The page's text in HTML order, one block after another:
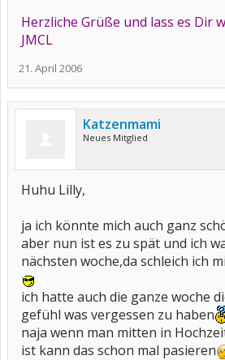
Herzliche Grüße und lass es Dir
JMCL
21. April 2006
Katzenmami
Neues Mitglied
Huhu Lilly,
ja ich könnte mich auch ganz
aber nun ist es zu spät und ich
nächsten woche,da schleich ich
ich hatte auch die ganze woche
gefühl was vergessen zu haben
naja wenn man mitten in
ist kann das schon mal pasieren